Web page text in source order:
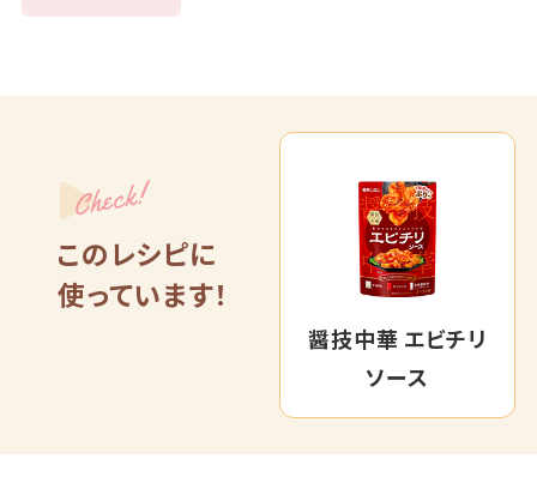
Check!
このレシピに
使っています！
醤技中華 エビチリ
ソース